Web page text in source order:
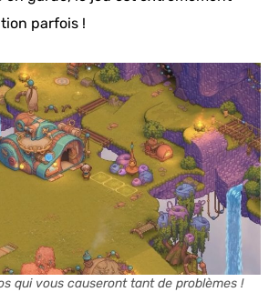
parfois !
qui vous causeront tant de problèmes !